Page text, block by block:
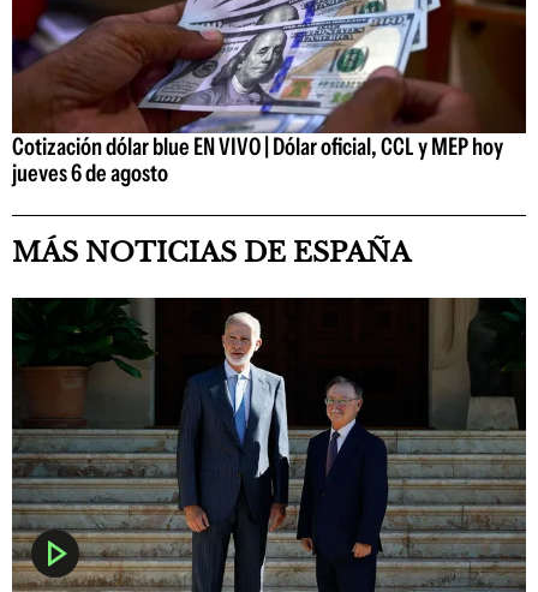
Cotización dólar blue EN VIVO | Dólar oficial, CCL y MEP hoy
jueves 6 de agosto
MÁS NOTICIAS DE ESPAÑA